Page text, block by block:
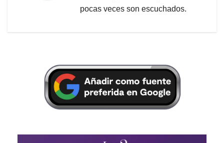
pocas veces son escuchados.